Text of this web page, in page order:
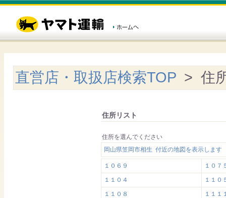
直営店・取扱店検索TOP > 住
住所リスト
住所を選んでください
岡山県笠岡市相生 付近の地図を表示します
１０６９
１０７
１１０４
１１０
１１０８
１１１